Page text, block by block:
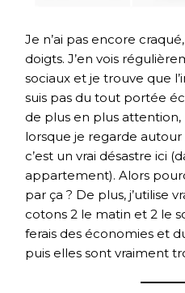
Je n’ai pas encore
doigts. J’en vois
sociaux et je trouve que
suis pas du tout portée
de plus en plus attention,
lorsque je regarde
c’est un vrai désastre ici
appartement). Alors
par ça ? De plus, j’utilise
cotons 2 le matin et 2 le
ferais des économies et
puis elles sont vraiment